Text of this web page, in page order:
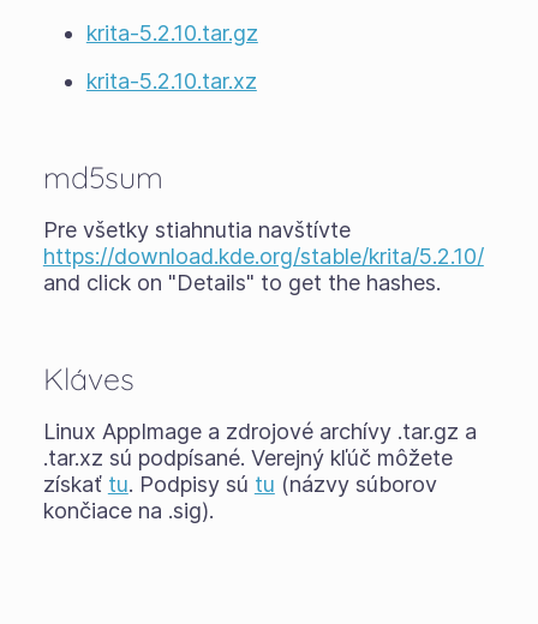
krita-5.2.10.tar.gz
krita-5.2.10.tar.xz
md5sum
Pre všetky stiahnutia navštívte
https://download.kde.org/stable/krita/5.2.10/
and click on "Details" to get the hashes.
Kláves
Linux AppImage a zdrojové archívy .tar.gz a
.tar.xz sú podpísané. Verejný kľúč môžete
získať tu. Podpisy sú tu (názvy súborov
končiace na .sig).